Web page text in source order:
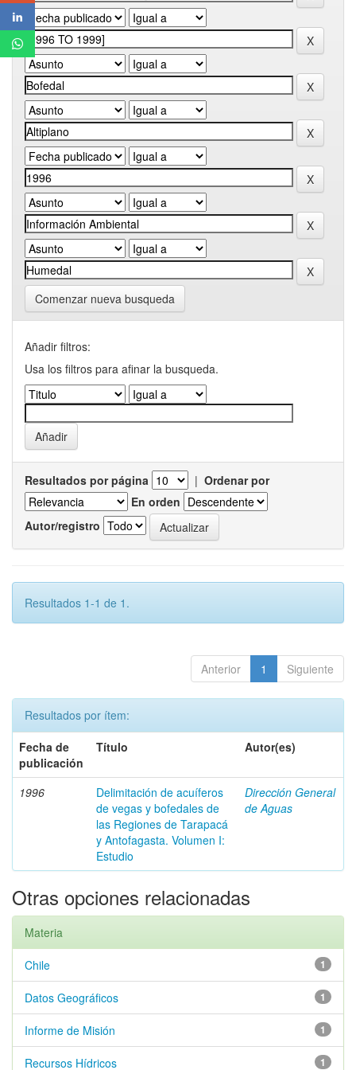
Comenzar nueva busqueda
Añadir filtros:
Usa los filtros para afinar la busqueda.
Resultados por página | Ordenar por
En orden
Autor/registro
Resultados 1-1 de 1.
Anterior 1 Siguiente
Resultados por ítem:
Fecha de
publicación
Título Autor(es)
1996
Delimitación de acuíferos
de vegas y bofedales de
las Regiones de Tarapacá
y Antofagasta. Volumen I:
Estudio
Dirección General
de Aguas
Otras opciones relacionadas
Materia
1
Chile
1
Datos Geográficos
1
Informe de Misión
1
Recursos Hídricos